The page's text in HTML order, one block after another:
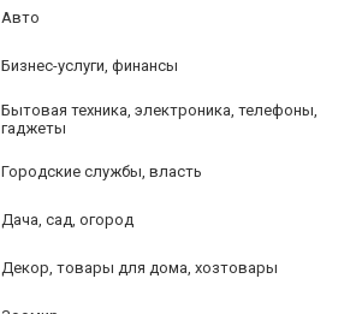
Авто
Бизнес-услуги, финансы
Бытовая техника, электроника, телефоны,
гаджеты
Городские службы, власть
Дача, сад, огород
Декор, товары для дома, хозтовары